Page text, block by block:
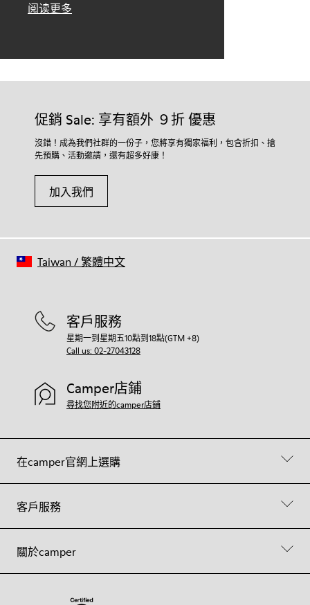
阅读更多
促銷 Sale: 享有額外 ９折 優惠
沒錯！成為我們社群的一份子，您將享有獨家福利，包含折扣、搶
先預購、活動邀請，還有超多好康！
加入我們
在camper官網上選購
客戶服務
關於camper
客戶服務
星期一到星期五10點到18點(GTM +8)
Call us: 02-27043128
Camper店鋪
尋找您附近的camper店鋪
Taiwan /繁體中文